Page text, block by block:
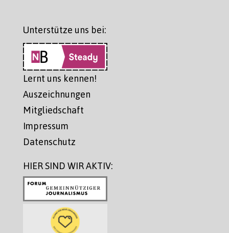
Unterstütze uns bei:
Lernt uns kennen!
Auszeichnungen
Mitgliedschaft
Impressum
Datenschutz
HIER SIND WIR AKTIV: